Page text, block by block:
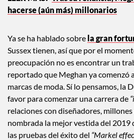
Tras su renuncia,
Ya se ha hablado sobrela gran
Sussex tienen, así que por el
preocupación no es encontrar un
reportado que Meghan ya comenzó
marcas de moda. Sí lo pensamos, la
favor para comenzar una carrera de
relaciones con diseñadores,
nombrada la mejor vestida del 2019